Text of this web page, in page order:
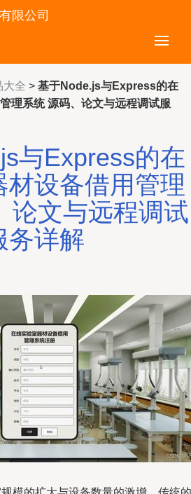
限公司
大全 > 基于Node.js与Express的在
理系统 源码、论文与远程调试服
与Express的在
材设备借用管理
论文与远程调试
务详解